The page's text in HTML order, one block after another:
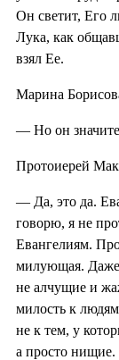
Он светит, Его
Лука, как
взял Ее.
Марина
— Но он
Протоиерей
— Да, это да.
говорю, я не
Евангелиям.
милующая. Даже
не алчущие и
милость к
не к тем, у
а просто нищие.